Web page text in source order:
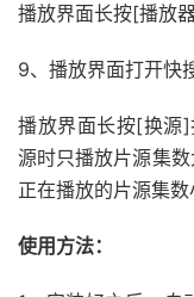
播放界面长按[播放
9、播放界面打开快
播放界面长按[换源
源时只播放片源集
正在播放的片源集
使用方法：